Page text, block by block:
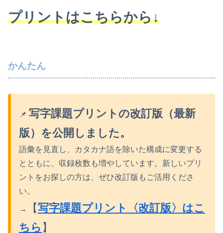
プリントはこちらから↓
かんたん
📌 写字課題プリントの改訂版（最新
版）を公開しました。
語彙を見直し、カタカナ語を除いた構成に変更する
とともに、収録枚数も増やしています。新しいプリ
ントをお探しの方は、ぜひ改訂版もご活用くださ
い。
→ 【写字課題プリント〈改訂版〉はこ
ちら 】